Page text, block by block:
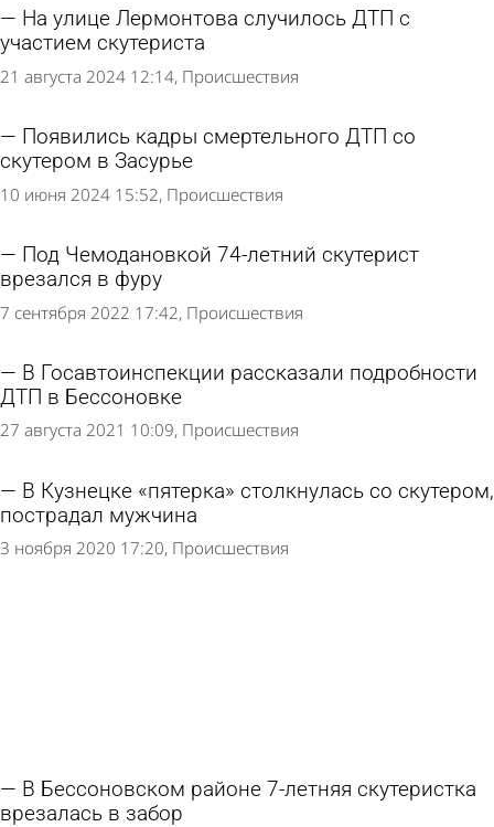
На улице Лермонтова случилось ДТП с
участием скутериста
21 августа 2024 12:14 Происшествия
Появились кадры смертельного ДТП со
скутером в Засурье
10 июня 2024 15:52 Происшествия
Под Чемодановкой 74-летний скутерист
врезался в фуру
7 сентября 2022 17:42 Происшествия
В Госавтоинспекции рассказали подробности
ДТП в Бессоновке
27 августа 2021 10:09 Происшествия
В Кузнецке «пятерка» столкнулась со скутером,
пострадал мужчина
3 ноября 2020 17:20 Происшествия
В Бессоновском районе 7-летняя скутеристка
врезалась в забор